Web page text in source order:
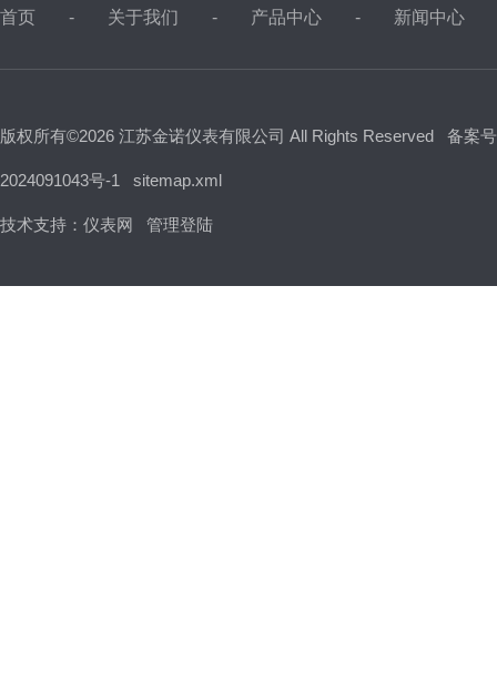
首页 关于我们 产品中心 新闻中心
版权所有©2026 江苏金诺仪表有限公司 All Rights Reserved 备案
2024091043号-1 sitemap.xml
技术支持： 仪表网 管理登陆